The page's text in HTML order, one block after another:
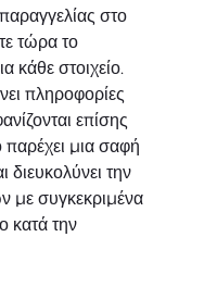
στο
τώρα το
κάθε στοιχείο.
πληροφορίες
επίσης
παρέχει μια σαφή
διευκολύνει την
με συγκεκριμένα
κατά την